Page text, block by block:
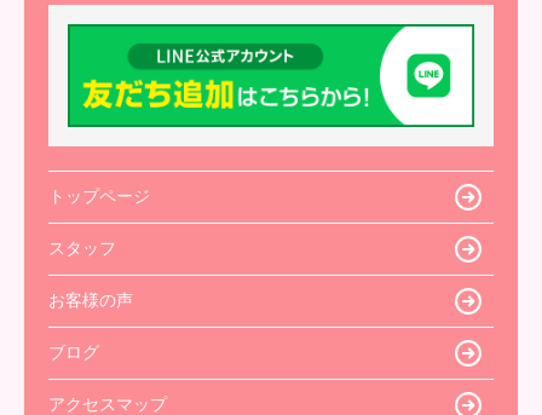
トップページ
スタッフ
お客様の声
ブログ
アクセスマップ